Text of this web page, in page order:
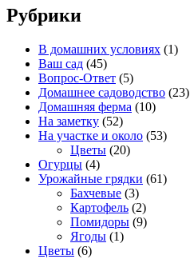
Рубрики
В домашних условиях (1)
Ваш сад (45)
Вопрос-Ответ (5)
Домашнее садоводство (23)
Домашняя ферма (10)
На заметку (52)
На участке и около (53)
Цветы (20)
Огурцы (4)
Урожайные грядки (61)
Бахчевые (3)
Картофель (2)
Помидоры (9)
Ягоды (1)
Цветы (6)